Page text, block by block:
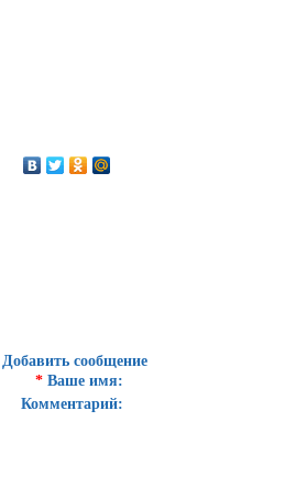
Добавить сообщение
* Ваше имя:
Комментарий: